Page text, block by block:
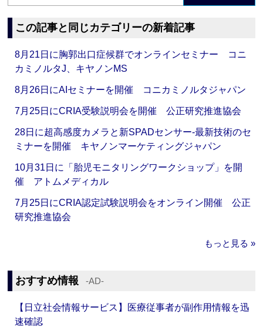
この記事と同じカテゴリーの新着記事
8月21日に胸郭出口症候群でオンラインセミナー コニ
カミノルタJ、キヤノンMS
8月26日にAIセミナーを開催 コニカミノルタジャパン
7月25日にCRIA受験説明会を開催 公正研究推進協会
28日に超高感度カメラと新SPADセンサー‐最新技術のセ
ミナーを開催 キヤノンマーケティングジャパン
10月31日に「胎児モニタリングワークショップ」を開
催 アトムメディカル
7月25日にCRIA認定試験説明会をオンライン開催 公正
研究推進協会
もっと見る »
おすすめ情報 ‐AD‐
【日立社会情報サービス】医療従事者が副作用情報を迅
速確認